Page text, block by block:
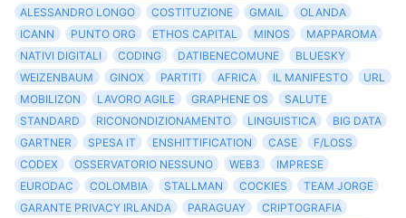
ALESSANDRO LONGO
COSTITUZIONE GMAIL
OLANDA
ICANN
PUNTO ORG ETHOS CAPITAL MINOS
MAPPAROMA
NATIVI DIGITALI
CODING DATIBENECOMUNE
BLUESKY
WEIZENBAUM
GINOX PARTITI AFRICA IL MANIFESTO
URL
MOBILIZON
LAVORO AGILE GRAPHENE OS
SALUTE
STANDARD
RICONONDIZIONAMENTO LINGUISTICA
BIG DATA
GARTNER
SPESA IT ENSHITTIFICATION CASE
F/LOSS
CODEX
OSSERVATORIO NESSUNO WEB3
IMPRESE
EURODAC
COLOMBIA STALLMAN COCKIES
TEAM JORGE
GARANTE PRIVACY IRLANDA
PARAGUAY
CRIPTOGRAFIA